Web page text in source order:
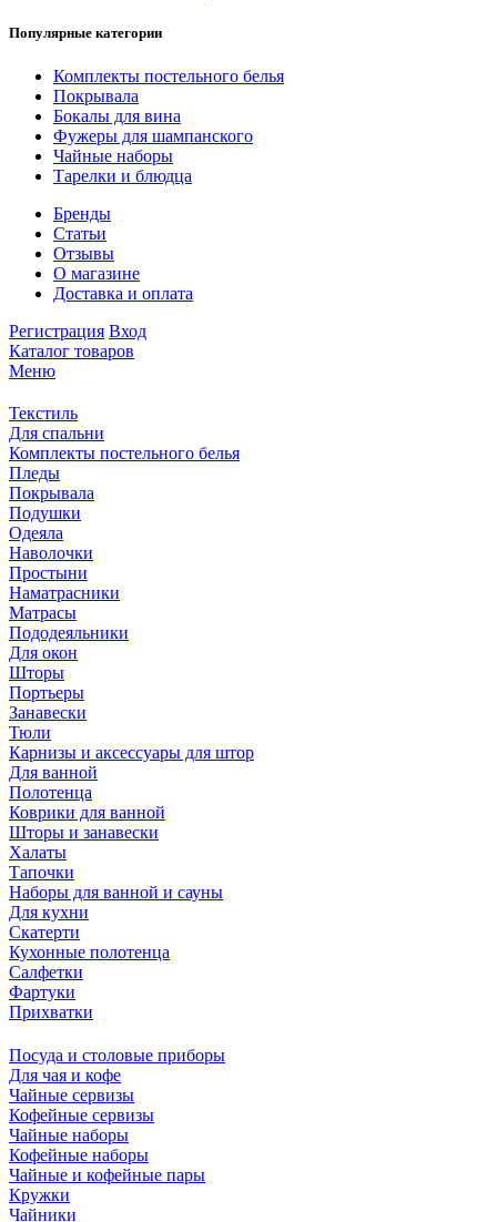
Популярные категории
Комплекты постельного белья
Покрывала
Бокалы для вина
Фужеры для шампанского
Чайные наборы
Тарелки и блюдца
Бренды
Статьи
Отзывы
О магазине
Доставка и оплата
Регистрация Вход
Каталог товаров
Меню
Текстиль
Для спальни
Комплекты постельного белья
Пледы
Покрывала
Подушки
Одеяла
Наволочки
Простыни
Наматрасники
Матрасы
Пододеяльники
Для окон
Шторы
Портьеры
Занавески
Тюли
Карнизы и аксессуары для штор
Для ванной
Полотенца
Коврики для ванной
Шторы и занавески
Халаты
Тапочки
Наборы для ванной и сауны
Для кухни
Скатерти
Кухонные полотенца
Салфетки
Фартуки
Прихватки
Посуда и столовые приборы
Для чая и кофе
Чайные сервизы
Кофейные сервизы
Чайные наборы
Кофейные наборы
Чайные и кофейные пары
Кружки
Чайники